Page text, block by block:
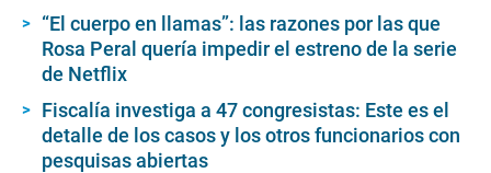
“El cuerpo en llamas”: las razones por las que
Rosa Peral quería impedir el estreno de la serie
de Netflix
Fiscalía investiga a 47 congresistas: Este es el
detalle de los casos y los otros funcionarios con
pesquisas abiertas